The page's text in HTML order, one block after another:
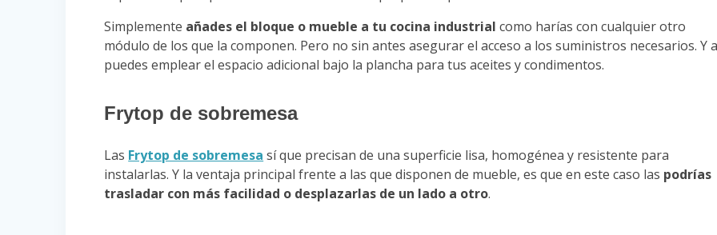
Simplemente añades el bloque o mueble a tu cocina industrial como harías con cualquier otro
módulo de los que la componen. Pero no sin antes asegurar el acceso a los suministros necesarios. Y
puedes emplear el espacio adicional bajo la plancha para tus aceites y condimentos.
Frytop de sobremesa
Las Frytop de sobremesa sí que precisan de una superficie lisa, homogénea y resistente para
instalarlas. Y la ventaja principal frente a las que disponen de mueble, es que en este caso las podrías
trasladar con más facilidad o desplazarlas de un lado a otro.